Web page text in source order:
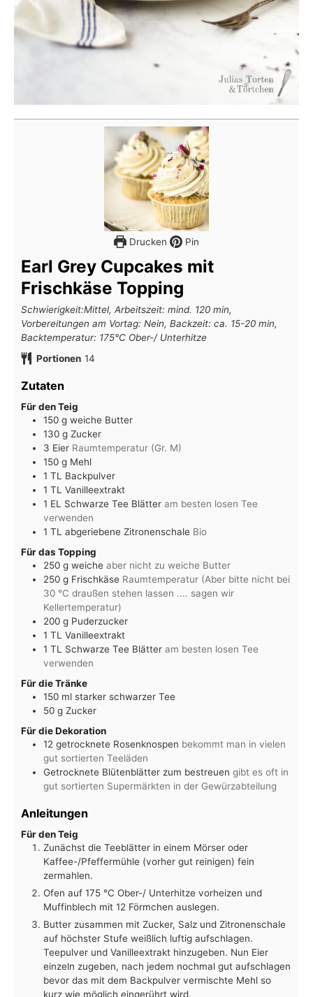
Drucken Pin
Earl Grey Cupcakes mit
Frischkäse Topping
Schwierigkeit:Mittel, Arbeitszeit: mind. 120 min,
Vorbereitungen am Vortag: Nein, Backzeit: ca. 15-20 min,
Backtemperatur: 175°C Ober-/ Unterhitze
Portionen 14
Zutaten
Für den Teig
150 g weiche Butter
130 g Zucker
3 Eier Raumtemperatur (Gr. M)
150 g Mehl
1 TL Backpulver
1 TL Vanilleextrakt
1 EL Schwarze Tee Blätter am besten losen Tee
verwenden
1 TL abgeriebene Zitronenschale Bio
Für das Topping
250 g weiche aber nicht zu weiche Butter
250 g Frischkäse Raumtemperatur (Aber bitte nicht bei
30 °C draußen stehen lassen .... sagen wir
Kellertemperatur)
200 g Puderzucker
1 TL Vanilleextrakt
1 TL Schwarze Tee Blätter am besten losen Tee
verwenden
Für die Tränke
150 ml starker schwarzer Tee
50 g Zucker
Für die Dekoration
12 getrocknete Rosenknospen bekommt man in vielen
gut sortierten Teeläden
Getrocknete Blütenblätter zum bestreuen gibt es oft in
gut sortierten Supermärkten in der Gewürzabteilung
Anleitungen
Für den Teig
Zunächst die Teeblätter in einem Mörser oder
Kaffee-/Pfeffermühle (vorher gut reinigen) fein
zermahlen.
Ofen auf 175 °C Ober-/ Unterhitze vorheizen und
Muffinblech mit 12 Förmchen auslegen.
Butter zusammen mit Zucker, Salz und Zitronenschale
auf höchster Stufe weißlich luftig aufschlagen.
Teepulver und Vanilleextrakt hinzugeben. Nun Eier
einzeln zugeben, nach jedem nochmal gut aufschlagen
bevor das mit dem Backpulver vermischte Mehl so
kurz wie möglich eingerührt wird.